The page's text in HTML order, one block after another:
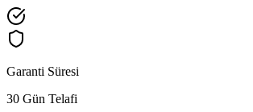
Garanti Süresi
30 Gün Telafi